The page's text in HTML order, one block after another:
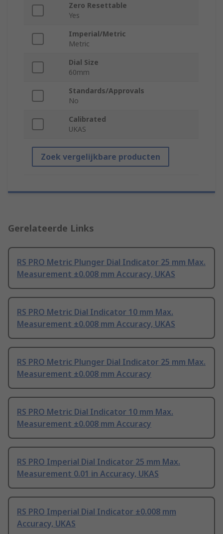
Zero Resettable
Yes
Imperial/Metric
Metric
Dial Size
60mm
Standards/Approvals
No
Calibrated
UKAS
Zoek vergelijkbare producten
Gerelateerde Links
RS PRO Metric Plunger Dial Indicator 25 mm Max.
Measurement ±0.008 mm Accuracy, UKAS
RS PRO Metric Dial Indicator 10 mm Max.
Measurement ±0.008 mm Accuracy, UKAS
RS PRO Metric Plunger Dial Indicator 25 mm Max.
Measurement ±0.008 mm Accuracy
RS PRO Metric Dial Indicator 10 mm Max.
Measurement ±0.008 mm Accuracy
RS PRO Imperial Dial Indicator 25 mm Max.
Measurement 0.01 in Accuracy, UKAS
RS PRO Imperial Dial Indicator ±0.008 mm
Accuracy, UKAS